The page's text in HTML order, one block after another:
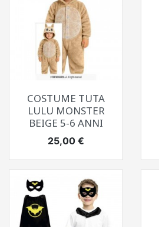
COSTUME TUTA
LULU MONSTER
BEIGE 5-6 ANNI
Prezzo
25,00 €